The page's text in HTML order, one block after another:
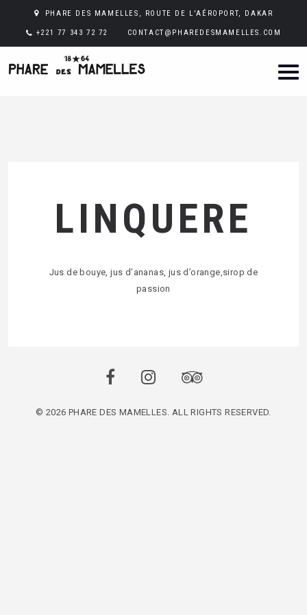
PHARE DES MAMELLES, ROUTE DE L'AÉROPORT, DAKAR
+221 77 343 72 72 CONTACT@PHAREDESMAMELLES.COM
LINQUERE
Jus de bouye, jus d’ananas, jus d’orange,sirop de
passion
© 2026 PHARE DES MAMELLES. ALL RIGHTS RESERVED.